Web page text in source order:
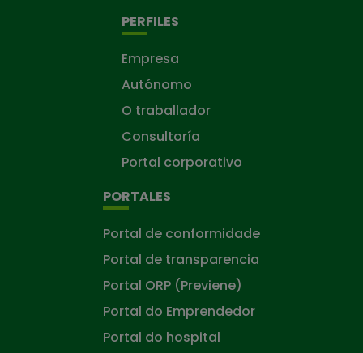
PERFILES
Empresa
Autónomo
O traballador
Consultoría
Portal corporativo
PORTALES
Portal de conformidade
Portal de transparencia
Portal ORP (Previene)
Portal do Emprendedor
Portal do hospital